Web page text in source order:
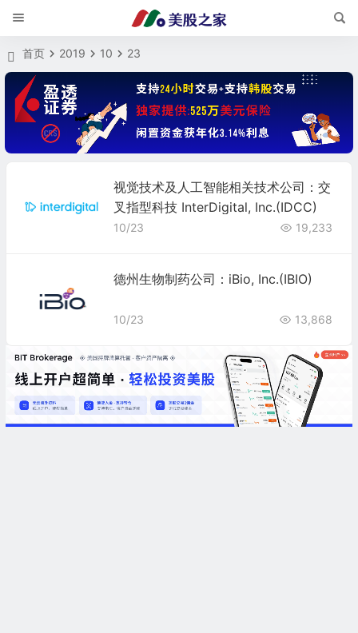
首页 2019 10 23
视觉技术及人工智能相关技术公司：交
叉指型科技 InterDigital, Inc.(IDCC)
10/23 19,233
德州生物制药公司：iBio, Inc.(IBIO)
10/23 13,868